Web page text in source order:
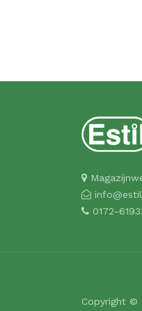
0172-
Copyright ©